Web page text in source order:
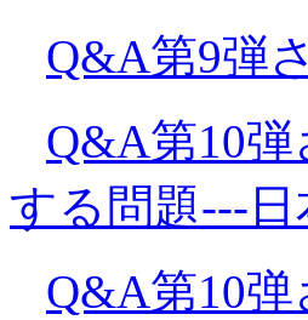
Q&A第9弾
Q&A第10
する問題---日
Q&A第10